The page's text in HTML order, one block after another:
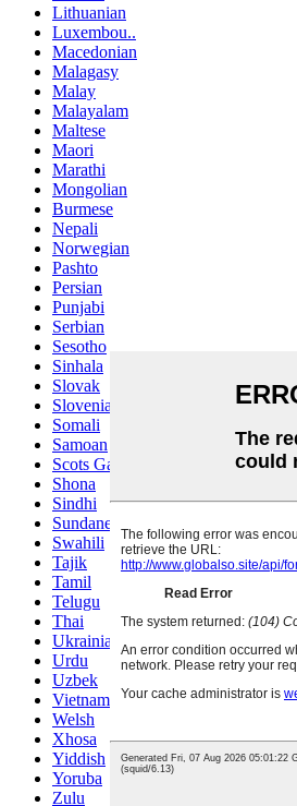
Lithuanian
Luxembou..
Macedonian
Malagasy
Malay
Malayalam
Maltese
Maori
Marathi
Mongolian
Burmese
Nepali
Norwegian
Pashto
Persian
Punjabi
Serbian
Sesotho
Sinhala
Slovak
Slovenian
Somali
Samoan
Scots Gaelic
Shona
Sindhi
Sundanese
Swahili
Tajik
Tamil
Telugu
Thai
Ukrainian
Urdu
Uzbek
Vietnamese
Welsh
Xhosa
Yiddish
Yoruba
Zulu